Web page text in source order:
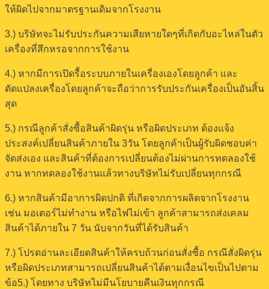
ให้ผิดไปจากมาตรฐานเดิมจากโรงงาน
3.) บริษัทจะไม่รับประกันความเสียหายใดๆที่เกิดกับอะไหล่ในตัว
เครื่องที่สึกหรอจากการใช้งาน
4.) หากมีการเปิดรื้อระบบภายในเครื่องเองโดยลูกค้า และ
ดัดแปลงเครื่องโดยลูกค้าจะถือว่าการรับประกันเครื่องเป็นอันสิ้น
สุด
5.) กรณีลูกค้าสั่งซื้อสินค้าผิดรุ่น หรือผิดประเภท ต้องแจ้ง
ประสงค์เปลี่ยนสินค้าภายใน 3วัน โดยลูกค้าเป็นผู้รับผิดชอบค่า
จัดส่งเอง และสินค้าที่ต้องการเปลี่ยนต้องไม่ผ่านการทดลองใช้
งาน หากทดลองใช้งานแล้วทางบริษัทไม่รับเปลี่ยนทุกกรณี
6.) หากสินค้ามีอาการผิดปกติ ที่เกิดจากการผลิตจากโรงงาน
เช่น มอเตอร์ไม่ทำงาน หรือไฟไม่เข้า ลูกค้าสามารถส่งเคลม
สินค้าได้ภายใน 7 วัน นับจากวันที่ได้รับสินค้า
7.) โปรดอ่านละเอียดสินค้าให้ครบถ้วนก่อนสั่งซื้อ กรณีสั่งผิดรุ่น
หรือผิดประเภทสามารถเปลี่ยนสินค้าได้ตามเงื่อนไขเป็นไปตาม
ข้อ5.) โดยทาง บริษัทไม่มีนโยบายคืนเงินทุกกรณี